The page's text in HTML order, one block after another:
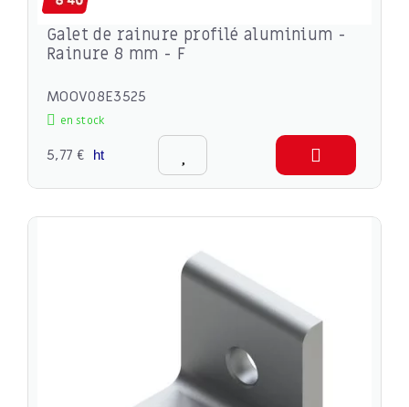
Galet de rainure profilé aluminium -
Rainure 8 mm - F
MOOV08E3525
en stock
5,77 € ht